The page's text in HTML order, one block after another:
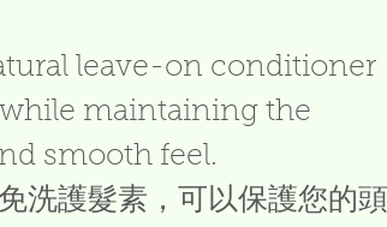
leave-on conditioner
maintaining the
smooth feel.
洗護髮素，可以保護您的頭